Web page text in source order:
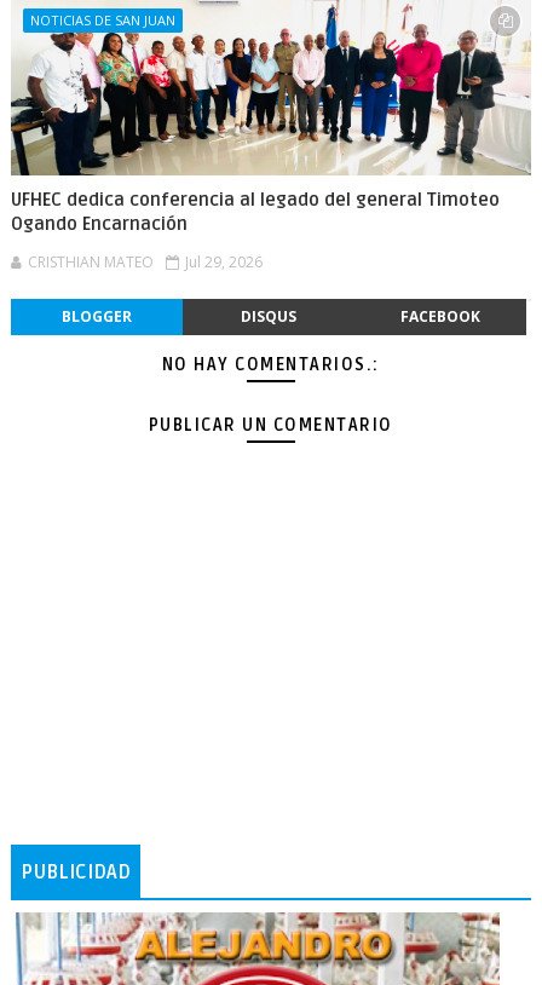
NOTICIAS DE SAN JUAN
UFHEC dedica conferencia al legado del general Timoteo
Ogando Encarnación
CRISTHIAN MATEO Jul 29, 2026
BLOGGER DISQUS FACEBOOK
NO HAY COMENTARIOS.:
PUBLICAR UN COMENTARIO
PUBLICIDAD